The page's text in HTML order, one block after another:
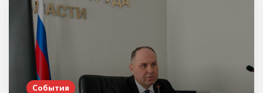
События